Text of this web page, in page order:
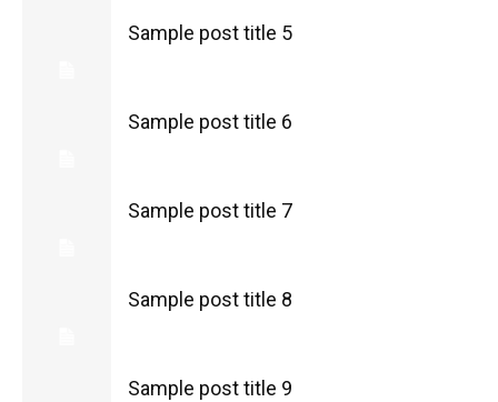
Sample post title 5
Sample post title 6
Sample post title 7
Sample post title 8
Sample post title 9